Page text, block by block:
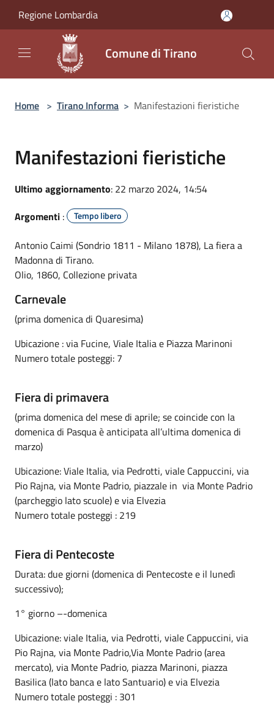
Regione Lombardia
Comune di Tirano
Home > Tirano Informa > Manifestazioni fieristiche
Manifestazioni fieristiche
Ultimo aggiornamento: 22 marzo 2024, 14:54
Argomenti : Tempo libero
Antonio Caimi (Sondrio 1811 - Milano 1878), La fiera a
Madonna di Tirano.
Olio, 1860, Collezione privata
Carnevale
(prima domenica di Quaresima)
Ubicazione : via Fucine, Viale Italia e Piazza Marinoni
Numero totale posteggi: 7
Fiera di primavera
(prima domenica del mese di aprile; se coincide con la
domenica di Pasqua è anticipata all’ultima domenica di
marzo)
Ubicazione: Viale Italia, via Pedrotti, viale Cappuccini, via
Pio Rajna, via Monte Padrio, piazzale in via Monte Padrio
(parcheggio lato scuole) e via Elvezia
Numero totale posteggi : 219
Fiera di Pentecoste
Durata: due giorni (domenica di Pentecoste e il lunedì
successivo);
1° giorno –-domenica
Ubicazione: viale Italia, via Pedrotti, viale Cappuccini, via
Pio Rajna, via Monte Padrio,Via Monte Padrio (area
mercato), via Monte Padrio, piazza Marinoni, piazza
Basilica (lato banca e lato Santuario) e via Elvezia
Numero totale posteggi : 301